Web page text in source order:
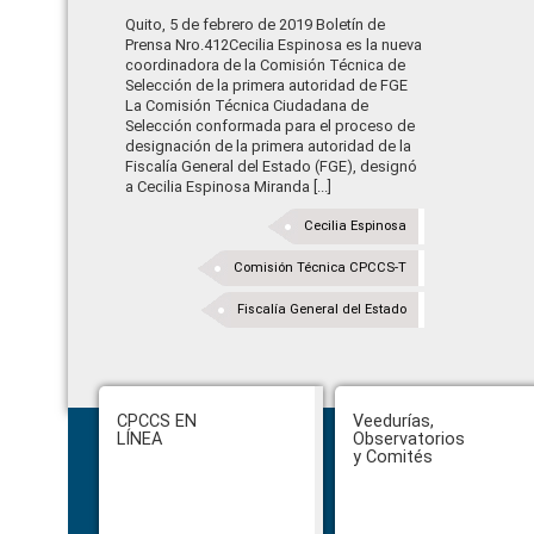
Quito, 5 de febrero de 2019 Boletín de
Prensa Nro.412Cecilia Espinosa es la nueva
coordinadora de la Comisión Técnica de
Selección de la primera autoridad de FGE
La Comisión Técnica Ciudadana de
Selección conformada para el proceso de
designación de la primera autoridad de la
Fiscalía General del Estado (FGE), designó
a Cecilia Espinosa Miranda [...]
Cecilia Espinosa
Comisión Técnica CPCCS-T
Fiscalía General del Estado
Footer
CPCCS EN
LÍNEA
Veedurías,
Observatorios
y Comités